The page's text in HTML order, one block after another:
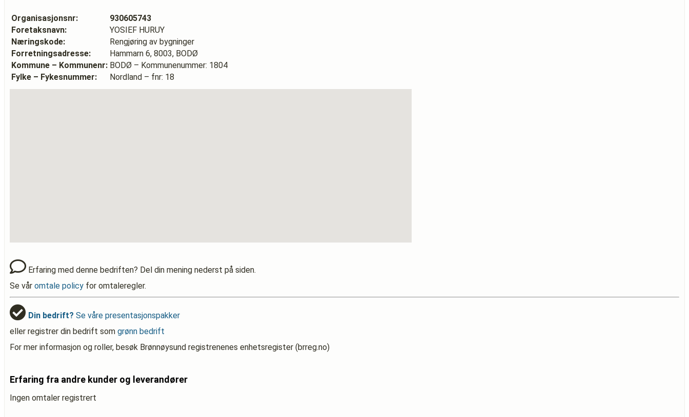
Organisasjonsnr:
930605743
Foretaksnavn:
YOSIEF HURUY
Næringskode:
Rengjøring av bygninger
Forretningsadresse:
Hammarn 6, 8003, BODØ
Kommune – Kommunenr: BODØ – Kommunenummer: 1804
Fylke – Fykesnummer:
Nordland – fnr: 18
Erfaring med denne bedriften? Del din mening nederst på siden.
Se vår omtale policy for omtaleregler.
Din bedrift? Se våre presentasjonspakker
eller registrer din bedrift som grønn bedrift
For mer informasjon og roller, besøk Brønnøysund registrenenes enhetsregister (brreg.no)
Erfaring fra andre kunder og leverandører
Ingen omtaler registrert